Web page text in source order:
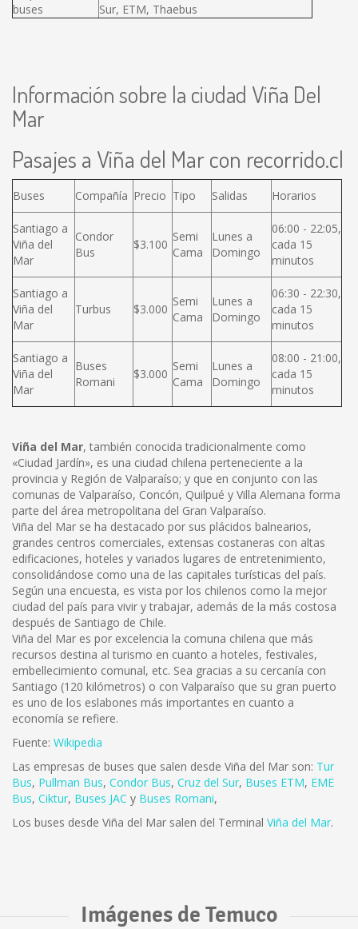
buses
Sur, ETM, Thaebus
Información sobre la ciudad Viña Del
Mar
Pasajes a Viña del Mar con recorrido.cl
Buses Compañía Precio Tipo Salidas Horarios
Santiago a
Viña del
Mar
Condor
Bus
$3.100
Semi
Cama
Lunes a
Domingo
06:00 - 22:05,
cada 15
minutos
Santiago a
Viña del
Mar
Turbus $3.000
Semi
Cama
Lunes a
Domingo
06:30 - 22:30,
cada 15
minutos
Santiago a
Viña del
Mar
Buses
Romani
$3.000
Semi
Cama
Lunes a
Domingo
08:00 - 21:00,
cada 15
minutos
Viña del Mar, también conocida tradicionalmente como
«Ciudad Jardín», es una ciudad chilena perteneciente a la
provincia y Región de Valparaíso; y que en conjunto con las
comunas de Valparaíso, Concón, Quilpué y Villa Alemana forma
parte del área metropolitana del Gran Valparaíso.
Viña del Mar se ha destacado por sus plácidos balnearios,
grandes centros comerciales, extensas costaneras con altas
edificaciones, hoteles y variados lugares de entretenimiento,
consolidándose como una de las capitales turísticas del país.
Según una encuesta, es vista por los chilenos como la mejor
ciudad del país para vivir y trabajar, además de la más costosa
después de Santiago de Chile.
Viña del Mar es por excelencia la comuna chilena que más
recursos destina al turismo en cuanto a hoteles, festivales,
embellecimiento comunal, etc. Sea gracias a su cercanía con
Santiago (120 kilómetros) o con Valparaíso que su gran puerto
es uno de los eslabones más importantes en cuanto a
economía se refiere.
Fuente: Wikipedia
Las empresas de buses que salen desde Viña del Mar son: Tur
Bus, Pullman Bus, Condor Bus, Cruz del Sur, Buses ETM, EME
Bus, Ciktur, Buses JAC y Buses Romani,
Los buses desde Viña del Mar salen del Terminal Viña del Mar.
Imágenes de Temuco